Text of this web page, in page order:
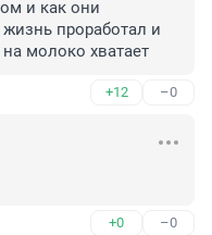
и как они
жизнь проработал и
молоко хватает
+12 –0
+0 –0